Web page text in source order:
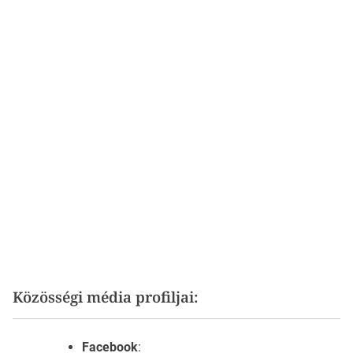
Közösségi média profiljai:
Facebook: